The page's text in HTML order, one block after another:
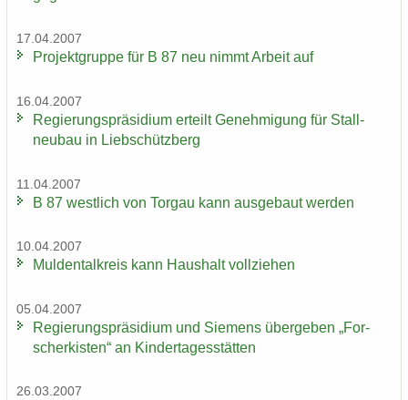
17.04.2007
Pro­jekt­grup­pe für B 87 neu nimmt Ar­beit auf
16.04.2007
Re­gie­rungs­prä­si­di­um er­teilt Ge­neh­mi­gung für Stall­
neu­bau in Lieb­schütz­berg
11.04.2007
B 87 west­lich von Tor­gau kann aus­ge­baut wer­den
10.04.2007
Mul­den­tal­kreis kann Haus­halt voll­zie­hen
05.04.2007
Re­gie­rungs­prä­si­di­um und Sie­mens über­ge­ben „For­
scher­kis­ten“ an Kin­der­ta­ges­stät­ten
26.03.2007